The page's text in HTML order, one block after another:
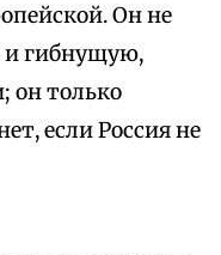
Он не
и гибнущую,
он только
если Россия не